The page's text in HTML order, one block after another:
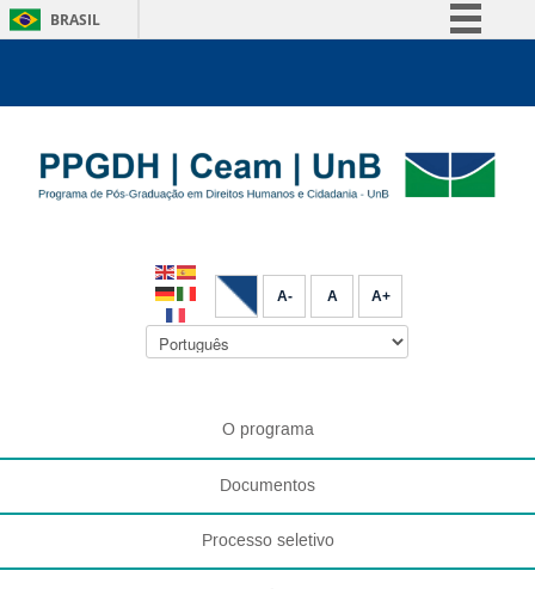
BRASIL
Acesso à informação
A- A A+
O programa
Documentos
Processo seletivo